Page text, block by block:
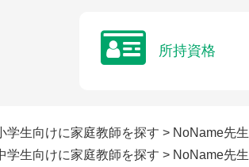
所持資格
学生向けに家庭教師を探す > NoName先生
学生向けに家庭教師を探す > NoName先生